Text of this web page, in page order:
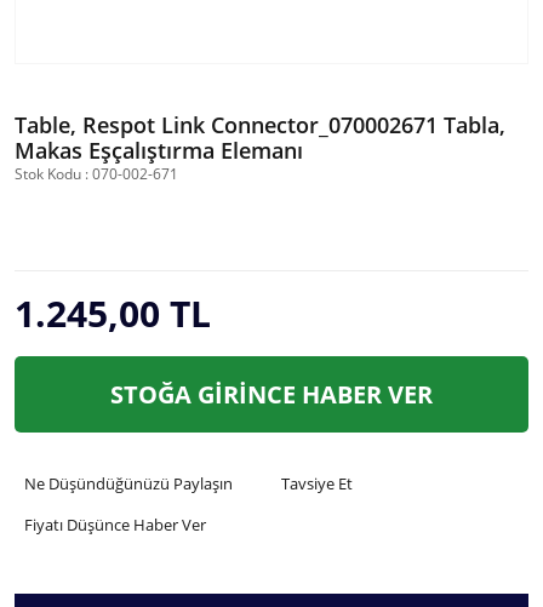
Table, Respot Link Connector_070002671 Tabla,
Makas Eşçalıştırma Elemanı
Stok Kodu : 070-002-671
1.245,00 TL
STOĞA GİRİNCE HABER VER
Ne Düşündüğünüzü Paylaşın
Tavsiye Et
Fiyatı Düşünce Haber Ver